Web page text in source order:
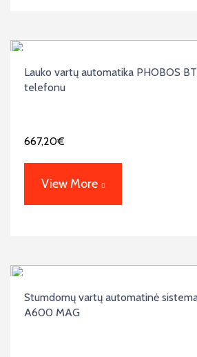
Lauko vartų automatika PHOBOS
telefonu
667,20€
View More
Stumdomų vartų automatinė
A600 MAG